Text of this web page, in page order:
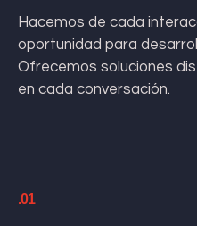
Hacemos de cada
oportunidad para
Ofrecemos soluciones
en cada conversación.
.01